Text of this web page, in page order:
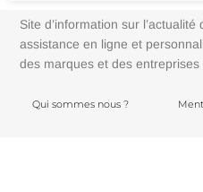
Site d’information sur
assistance en ligne et
des marques et des entreprises
Qui sommes nous ?